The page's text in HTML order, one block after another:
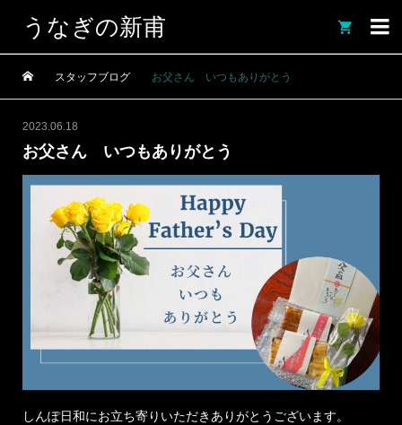
うなぎの新甫 
スタッフブログ お父さん いつもありがとう
2023.06.18
お父さん いつもありがとう
しんぽ日和にお立ち寄りいただきありがとうございます。